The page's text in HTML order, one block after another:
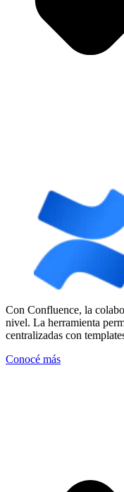
Con Confluence, la
nivel. La herramienta
centralizadas con
Conocé más